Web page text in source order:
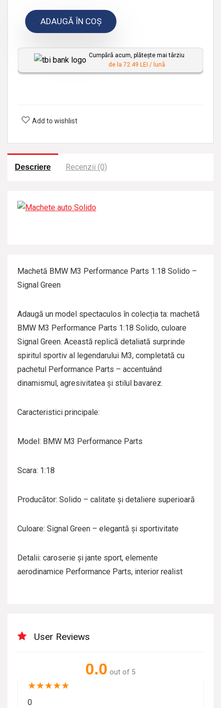
r
s
n
a
t
ADAUGĂ ÎN COȘ
Cumpără acum, plătește mai târziu
de la 72.49 LEI / lună
Add to wishlist
Descriere Recenzii (0)
Machetă BMW M3 Performance Parts 1:18 Solido –
Signal Green
Adaugă un model spectaculos în colecția ta: machetă
BMW M3 Performance Parts 1:18 Solido, culoare
Signal Green. Această replică detaliată surprinde
spiritul sportiv al legendarului M3, completată cu
pachetul Performance Parts – accentuând
dinamismul, agresivitatea și stilul bavarez.
Caracteristici principale:
Model: BMW M3 Performance Parts
Scara: 1:18
Producător: Solido – calitate și detaliere superioară
Culoare: Signal Green – elegantă și sportivitate
Detalii: caroserie și jante sport, elemente
aerodinamice Performance Parts, interior realist
User Reviews
0.0 out of 5
★★★★★
0